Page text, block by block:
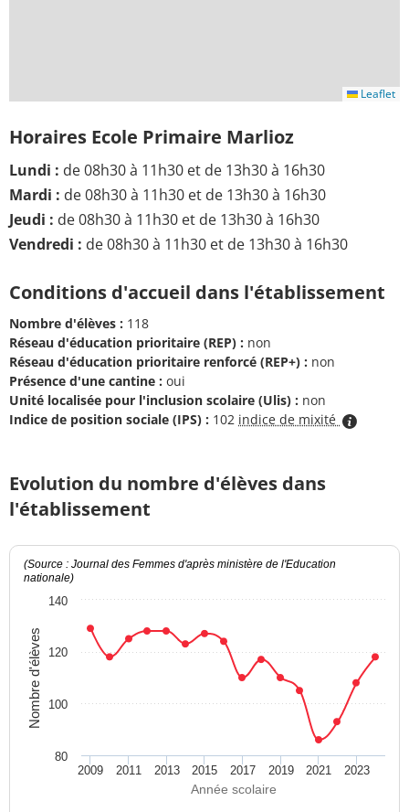
Leaflet
Horaires Ecole Primaire Marlioz
Lundi : de 08h30 à 11h30 et de 13h30 à 16h30
Mardi : de 08h30 à 11h30 et de 13h30 à 16h30
Jeudi : de 08h30 à 11h30 et de 13h30 à 16h30
Vendredi : de 08h30 à 11h30 et de 13h30 à 16h30
Conditions d'accueil dans l'établissement
Nombre d'élèves : 118
Réseau d'éducation prioritaire (REP) : non
Réseau d'éducation prioritaire renforcé (REP+) : non
Présence d'une cantine : oui
Unité localisée pour l'inclusion scolaire (Ulis) : non
Indice de position sociale (IPS) : 102 indice de mixité
Evolution du nombre d'élèves dans
l'établissement
Année scolaire
Nombre d'élèves
(Source : Journal des Femmes d'après ministère de l'Education
nationale)
2009 2011 2013 2015 2017 2019 2021 2023
80
100
120
140